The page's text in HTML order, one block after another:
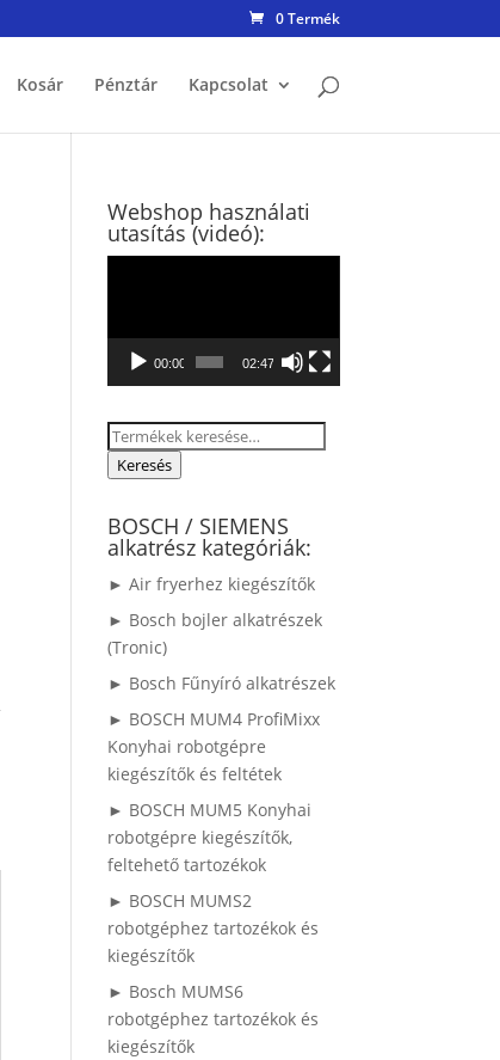
0 Termék
Kosár Pénztár Kapcsolat
Webshop használati
utasítás (videó):
00:00 02:47
Keresés
Keresés
BOSCH / SIEMENS
alkatrész kategóriák:
► Air fryerhez kiegészítők
► Bosch bojler alkatrészek
(Tronic)
► Bosch Fűnyíró alkatrészek
► BOSCH MUM4 ProfiMixx
Konyhai robotgépre
kiegészítők és feltétek
► BOSCH MUM5 Konyhai
robotgépre kiegészítők,
feltehető tartozékok
► BOSCH MUMS2
robotgéphez tartozékok és
kiegészítők
► Bosch MUMS6
robotgéphez tartozékok és
kiegészítők